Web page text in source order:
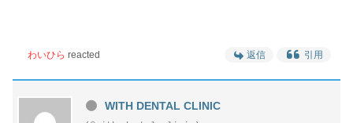
わいひら reacted 返信 引用
WITH DENTAL CLINIC